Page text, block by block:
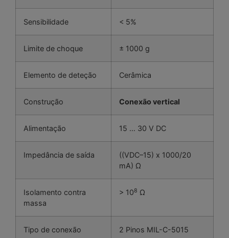
Sensibilidade < 5%
Limite de choque ± 1000 g
Elemento de deteção Cerâmica
Construção Conexão vertical
Alimentação 15 … 30 V DC
Impedância de saída
((VDC–15) x 1000/20
mA) Ω
Isolamento contra
massa
> 108 Ω
Tipo de conexão 2 Pinos MIL-C-5015